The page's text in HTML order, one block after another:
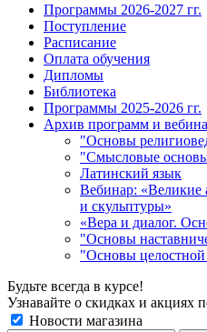
Программы 2026-2027 гг.
Поступление
Расписание
Оплата обучения
Дипломы
Библиотека
Программы 2025-2026 гг.
Архив программ и
"Основы
"Смысловые
Латинский язык
Вебинар: «Великие
и скульптуры»
«Вера и диалог.
"Основы
"Основы
Будьте всегда в курсе!
Узнавайте о скидках и акциях
Новости магазина